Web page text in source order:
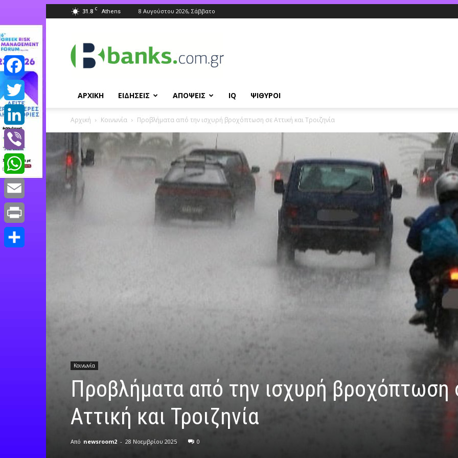
31.8 C Athens 8 Αυγούστου 2026, Σάββατο
ΑΡΧΙΚΗ ΕΙΔΗΣΕΙΣ ΑΠΟΨΕΙΣ IQ ΨΙΘΥΡΟΙ
Αρχική Κοινωνία Προβλήματα από την ισχυρή βροχόπτωση σε Αττική και Τροιζηνία
Κοινωνία
Προβλήματα από την ισχυρή βροχόπτωση
Αττική και Τροιζηνία
Από newsroom2 - 28 Νοεμβρίου 2025 0
Facebook
Twitter
LinkedIn
Viber
WhatsApp
Email
Print